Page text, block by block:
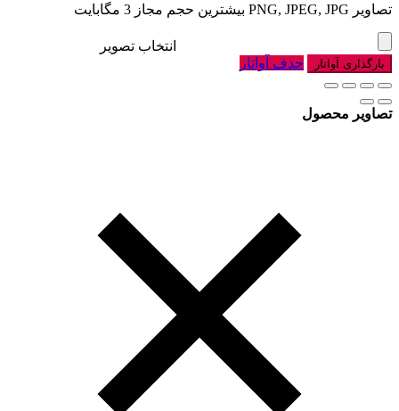
تصاویر PNG, JPEG, JPG بیشترین حجم مجاز 3 مگابایت
انتخاب تصویر
بارگذاری آواتار حذف آواتار
تصاویر محصول